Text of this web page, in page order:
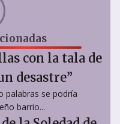
con la tala de
desastre”
palabras se podría
barrio...